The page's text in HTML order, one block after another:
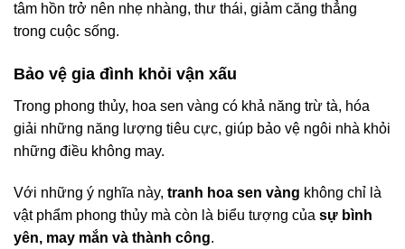
tâm hồn trở nên nhẹ nhàng, thư thái, giảm căng thẳng
trong cuộc sống.
Bảo vệ gia đình khỏi vận xấu
Trong phong thủy, hoa sen vàng có khả năng trừ tà, hóa
giải những năng lượng tiêu cực, giúp bảo vệ ngôi nhà khỏi
những điều không may.
Với những ý nghĩa này, tranh hoa sen vàng không chỉ là
vật phẩm phong thủy mà còn là biểu tượng của sự bình
yên, may mắn và thành công.